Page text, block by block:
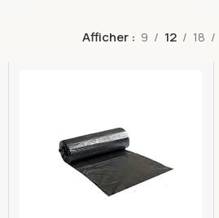
Afficher 9 12 18